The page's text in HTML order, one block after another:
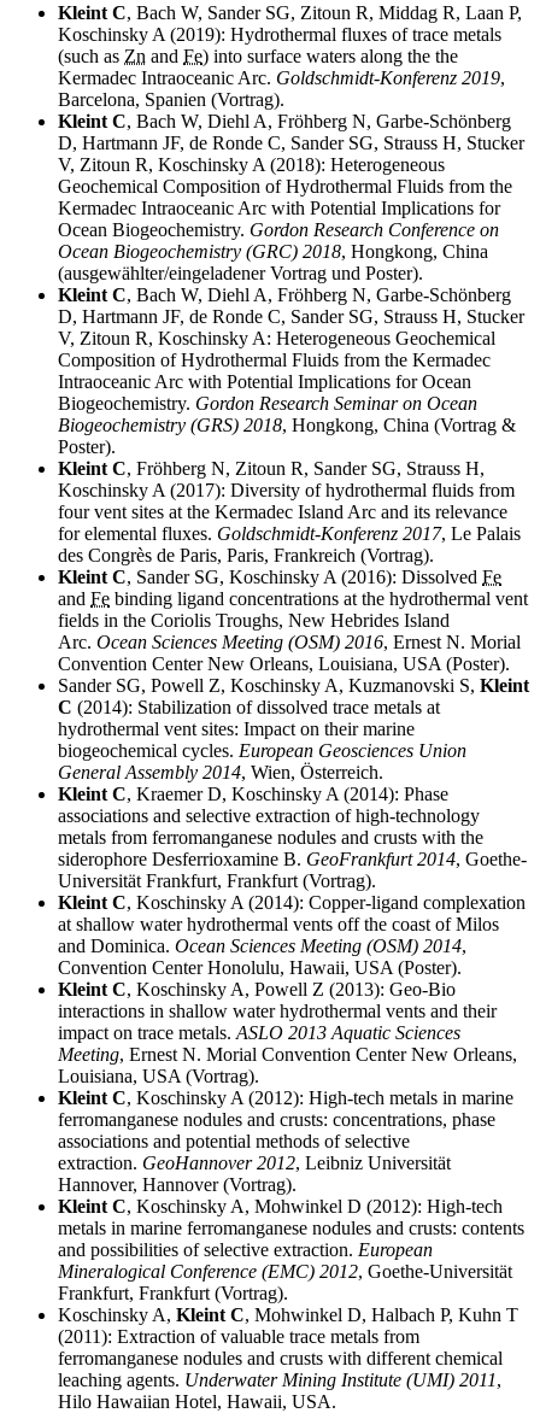
Kleint C, Bach W, Sander SG, Zitoun R, Middag R, Laan P,
Koschinsky A (2019): Hydrothermal fluxes of trace metals
(such as Zn and Fe) into surface waters along the the
Kermadec Intraoceanic Arc. Goldschmidt-Konferenz 2019,
Barcelona, Spanien (Vortrag).
Kleint C, Bach W, Diehl A, Fröhberg N, Garbe-Schönberg
D, Hartmann JF, de Ronde C, Sander SG, Strauss H, Stucker
V, Zitoun R, Koschinsky A (2018): Heterogeneous
Geochemical Composition of Hydrothermal Fluids from the
Kermadec Intraoceanic Arc with Potential Implications for
Ocean Biogeochemistry. Gordon Research Conference on
Ocean Biogeochemistry (GRC) 2018, Hongkong, China
(ausgewählter/eingeladener Vortrag und Poster).
Kleint C, Bach W, Diehl A, Fröhberg N, Garbe-Schönberg
D, Hartmann JF, de Ronde C, Sander SG, Strauss H, Stucker
V, Zitoun R, Koschinsky A: Heterogeneous Geochemical
Composition of Hydrothermal Fluids from the Kermadec
Intraoceanic Arc with Potential Implications for Ocean
Biogeochemistry. Gordon Research Seminar on Ocean
Biogeochemistry (GRS) 2018, Hongkong, China (Vortrag &
Poster).
Kleint C, Fröhberg N, Zitoun R, Sander SG, Strauss H,
Koschinsky A (2017): Diversity of hydrothermal fluids from
four vent sites at the Kermadec Island Arc and its relevance
for elemental fluxes. Goldschmidt-Konferenz 2017, Le Palais
des Congrès de Paris, Paris, Frankreich (Vortrag).
Kleint C, Sander SG, Koschinsky A (2016): Dissolved Fe
and Fe binding ligand concentrations at the hydrothermal vent
fields in the Coriolis Troughs, New Hebrides Island
Arc. Ocean Sciences Meeting (OSM) 2016, Ernest N. Morial
Convention Center New Orleans, Louisiana, USA (Poster).
Sander SG, Powell Z, Koschinsky A, Kuzmanovski S, Kleint
C (2014): Stabilization of dissolved trace metals at
hydrothermal vent sites: Impact on their marine
biogeochemical cycles. European Geosciences Union
General Assembly 2014, Wien, Österreich.
Kleint C, Kraemer D, Koschinsky A (2014): Phase
associations and selective extraction of high-technology
metals from ferromanganese nodules and crusts with the
siderophore Desferrioxamine B. GeoFrankfurt 2014, Goethe-
Universität Frankfurt, Frankfurt (Vortrag).
Kleint C, Koschinsky A (2014): Copper-ligand complexation
at shallow water hydrothermal vents off the coast of Milos
and Dominica. Ocean Sciences Meeting (OSM) 2014,
Convention Center Honolulu, Hawaii, USA (Poster).
Kleint C, Koschinsky A, Powell Z (2013): Geo-Bio
interactions in shallow water hydrothermal vents and their
impact on trace metals. ASLO 2013 Aquatic Sciences
Meeting, Ernest N. Morial Convention Center New Orleans,
Louisiana, USA (Vortrag).
Kleint C, Koschinsky A (2012): High-tech metals in marine
ferromanganese nodules and crusts: concentrations, phase
associations and potential methods of selective
extraction. GeoHannover 2012, Leibniz Universität
Hannover, Hannover (Vortrag).
Kleint C, Koschinsky A, Mohwinkel D (2012): High-tech
metals in marine ferromanganese nodules and crusts: contents
and possibilities of selective extraction. European
Mineralogical Conference (EMC) 2012, Goethe-Universität
Frankfurt, Frankfurt (Vortrag).
Koschinsky A, Kleint C, Mohwinkel D, Halbach P, Kuhn T
(2011): Extraction of valuable trace metals from
ferromanganese nodules and crusts with different chemical
leaching agents. Underwater Mining Institute (UMI) 2011,
Hilo Hawaiian Hotel, Hawaii, USA.